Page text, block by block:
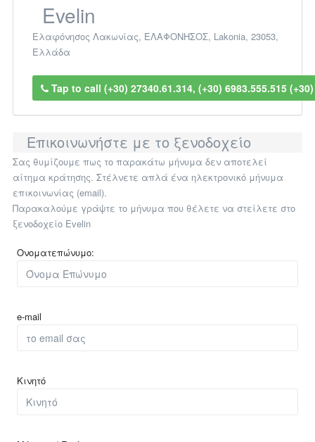
Evelin
Ελαφόνησος Λακωνίας, ΕΛΑΦΟΝΗΣΟΣ, Lakonia, 23053,
Ελλάδα
Tap to call (+30) 27340.61.314, (+30) 6983.555.515
Επικοινωνήστε με το ξενοδοχείο
Σας θυμίζουμε πως το παρακάτω μήνυμα δεν αποτελεί
αίτημα κράτησης. Στέλνετε απλά ένα ηλεκτρονικό μήνυμα
επικοινωνίας (email).
Παρακαλούμε γράψτε το μήνυμα που θέλετε να στείλετε στο
ξενοδοχείο Evelin
Ονοματεπώνυμο:
e-mail
Κινητό